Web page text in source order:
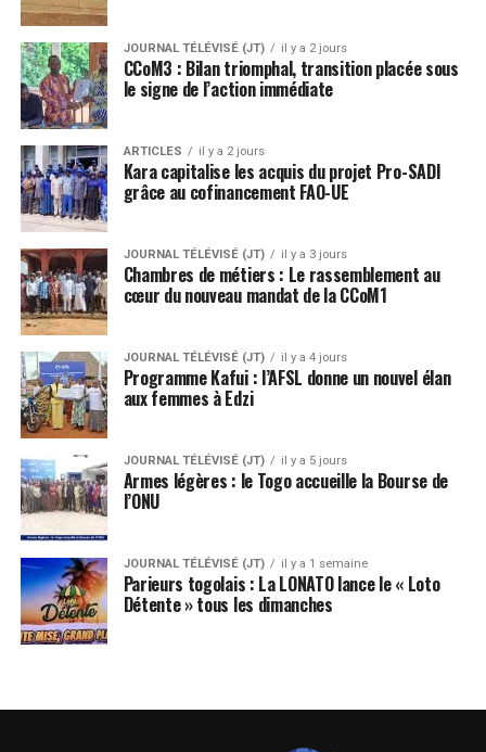
JOURNAL TÉLÉVISÉ (JT) il y a 2 jours
CCoM3 : Bilan triomphal, transition placée sous
le signe de l’action immédiate
ARTICLES il y a 2 jours
Kara capitalise les acquis du projet Pro-SADI
grâce au cofinancement FAO-UE
JOURNAL TÉLÉVISÉ (JT) il y a 3 jours
Chambres de métiers : Le rassemblement au
cœur du nouveau mandat de la CCoM1
JOURNAL TÉLÉVISÉ (JT) il y a 4 jours
Programme Kafui : l’AFSL donne un nouvel élan
aux femmes à Edzi
JOURNAL TÉLÉVISÉ (JT) il y a 5 jours
Armes légères : le Togo accueille la Bourse de
l’ONU
JOURNAL TÉLÉVISÉ (JT) il y a 1 semaine
Parieurs togolais : La LONATO lance le « Loto
Détente » tous les dimanches